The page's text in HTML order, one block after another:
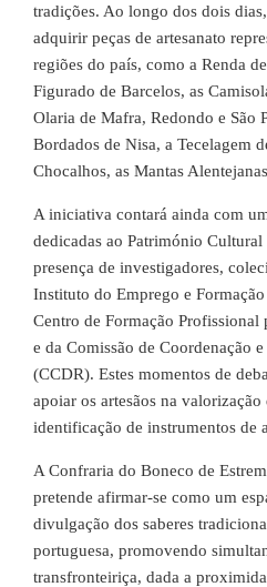
tradições. Ao longo dos dois
adquirir peças de artesanato
regiões do país, como a Renda
Figurado de Barcelos, as
Olaria de Mafra, Redondo e São
Bordados de Nisa, a Tecelagem
Chocalhos, as Mantas
A iniciativa contará ainda com
dedicadas ao Património
presença de investigadores,
Instituto do Emprego e
Centro de Formação Profissional
e da Comissão de Coordenação
(CCDR). Estes momentos de
apoiar os artesãos na
identificação de instrumentos de
A Confraria do Boneco de
pretende afirmar-se como um
divulgação dos saberes
portuguesa, promovendo
transfronteiriça, dada a